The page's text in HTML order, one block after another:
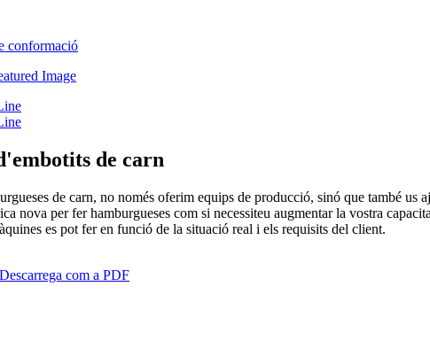
conformació
de carn
de carn, no només oferim equips de producció, sinó que també
nova per fer hamburgueses com si necessiteu augmentar la vostra
es pot fer en funció de la situació real i els requisits del client.
Descarrega com a PDF